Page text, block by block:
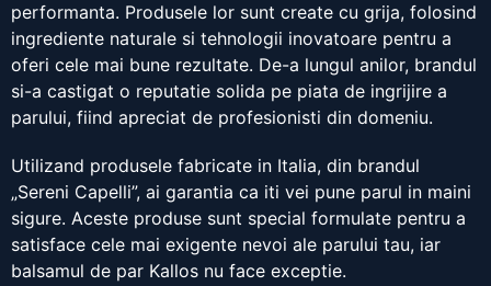
performanta. Produsele lor sunt create cu grija, folosind
ingrediente naturale si tehnologii inovatoare pentru a
oferi cele mai bune rezultate. De-a lungul anilor, brandul
si-a castigat o reputatie solida pe piata de ingrijire a
parului, fiind apreciat de profesionisti din domeniu.
Utilizand produsele fabricate in Italia, din brandul
„Sereni Capelli”, ai garantia ca iti vei pune parul in maini
sigure. Aceste produse sunt special formulate pentru a
satisface cele mai exigente nevoi ale parului tau, iar
balsamul de par Kallos nu face exceptie.